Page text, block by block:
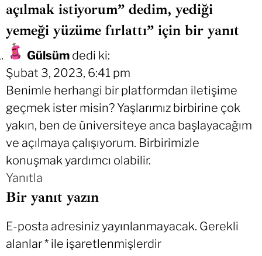
açılmak istiyorum” dedim, yediği
yemeği yüzüme fırlattı” için bir yanıt
Gülsüm dedi ki:
Şubat 3, 2023, 6:41 pm
Benimle herhangi bir platformdan iletişime
geçmek ister misin? Yaşlarımız birbirine çok
yakın, ben de üniversiteye anca başlayacağım
ve açılmaya çalışıyorum. Birbirimizle
konuşmak yardımcı olabilir.
Yanıtla
Bir yanıt yazın
E-posta adresiniz yayınlanmayacak. Gerekli
alanlar* ile işaretlenmişlerdir